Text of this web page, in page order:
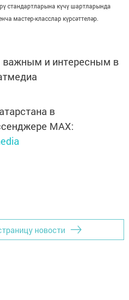
стандартларына күчү шартларында
мастер-класслар күрсәттеләр.
и интересным в
в
MАХ:
новости